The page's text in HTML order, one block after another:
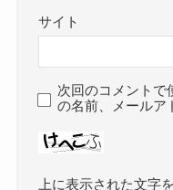
サイト
次回のコメントで
の名前、メールア
上に表示された文字